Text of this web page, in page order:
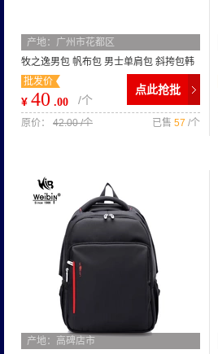
产地：广州市花都区
牧之逸男包 帆布包 男士单肩包 斜挎包韩
学生版潮包支持一件代发
批发价
¥ 40 .00 /个
点此抢批
已售 57 /个
原价： 42.00 /个
产地：高碑店市